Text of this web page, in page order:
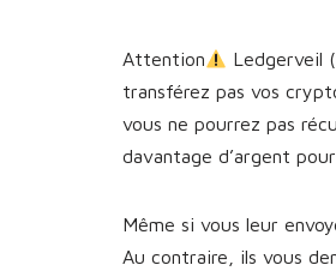
Attention
Ledgerveil
transférez pas vos
vous ne pourrez pas
davantage d’argent
Même si vous leur
Au contraire, ils vous